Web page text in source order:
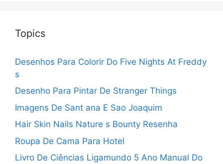
Topics
Desenhos Para Colorir Do Five Nights At Freddy
s
Desenho Para Pintar De Stranger Things
Imagens De Sant ana E Sao Joaquim
Hair Skin Nails Nature s Bounty Resenha
Roupa De Cama Para Hotel
Livro De Ciências Ligamundo 5 Ano Manual Do